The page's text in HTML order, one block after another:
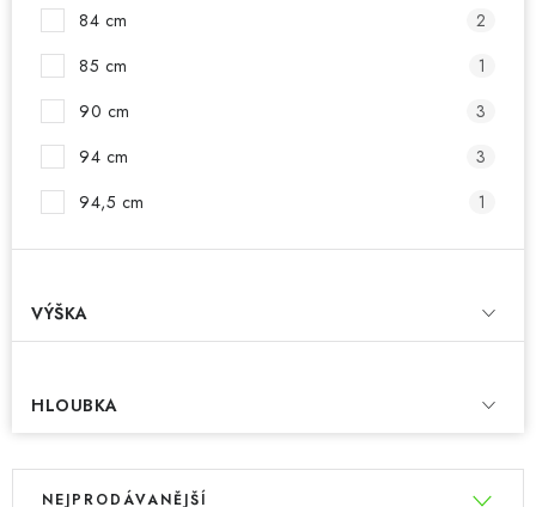
84 cm
2
85 cm
1
90 cm
3
94 cm
3
94,5 cm
1
VÝŠKA
HLOUBKA
V
Ř
NEJPRODÁVANĚJŠÍ